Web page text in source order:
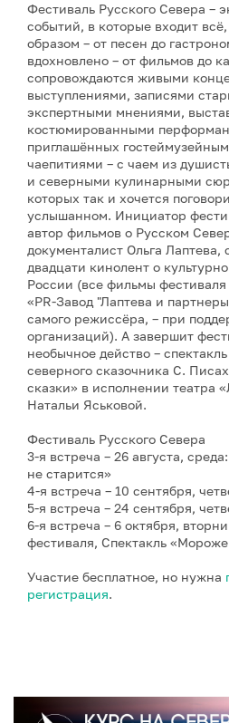
Фестиваль Русского Севера –
событий, в которые входит всё,
образом – от песен до
вдохновлено – от фильмов до
сопровождаются живыми
выступлениями, записями
экспертными мнениями,
костюмированными
приглашённых
чаепитиями – с чаем из
и северными кулинарными
которых так и хочется
услышанном. Инициатор
автор фильмов о Русском
документалист Ольга Лаптева,
двадцати кинолент о
России (все фильмы
«PR-Завод "Лаптева и
самого режиссёра, – при
организаций). А завершит
необычное действо –
северного сказочника С.
сказки» в исполнении театра
Натальи Яськовой.
Фестиваль Русского Севера
3-я встреча – 26 августа,
не старится»
4-я встреча – 10 сентября,
5-я встреча – 24 сентября,
6-я встреча – 6 октября,
фестиваля, Спектакль
Участие бесплатное, но нужна
регистрация.